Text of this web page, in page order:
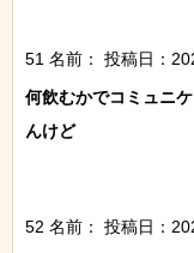
51 名前：
投稿日：
何飲むかでコミュニ
んけど
52 名前：
投稿日：